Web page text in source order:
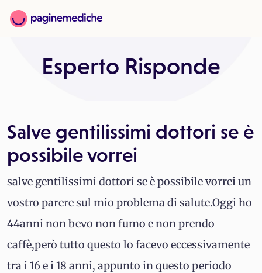
Esperto Risponde
Salve gentilissimi dottori se è
possibile vorrei
salve gentilissimi dottori se è possibile vorrei un
vostro parere sul mio problema di salute.Oggi ho
44anni non bevo non fumo e non prendo
caffè,però tutto questo lo facevo eccessivamente
tra i 16 e i 18 anni, appunto in questo periodo